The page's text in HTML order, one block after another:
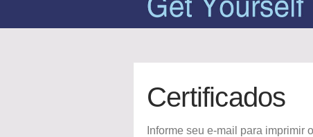
Certificados
Informe seu e-mail para imprimir